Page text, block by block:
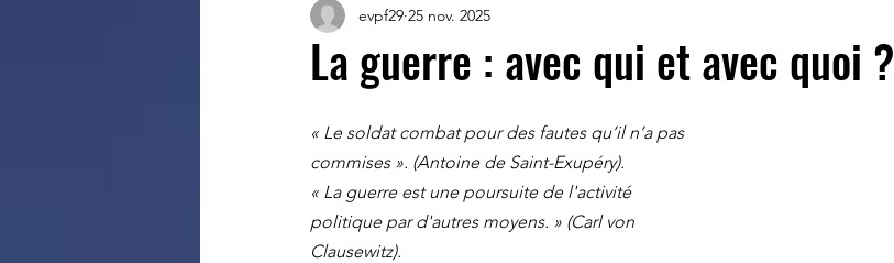
La guerre : avec qui et avec quoi ?
evpf29 25 nov. 2025
« Le soldat combat pour des fautes qu’il n’a pas
commises ». (Antoine de Saint-Exupéry).
« La guerre est une poursuite de l'activité
politique par d'autres moyens. » (Carl von
Clausewitz).